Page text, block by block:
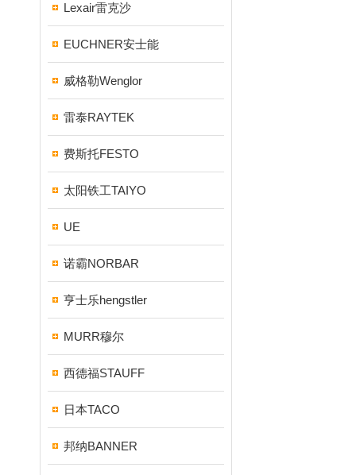
Lexair雷克沙
EUCHNER安士能
威格勒Wenglor
雷泰RAYTEK
费斯托FESTO
太阳铁工TAIYO
UE
诺霸NORBAR
亨士乐hengstler
MURR穆尔
西德福STAUFF
日本TACO
邦纳BANNER